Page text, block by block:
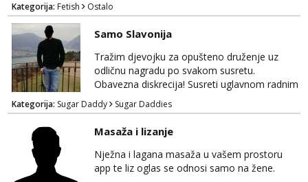
Kategorija: Fetish Ostalo
Samo Slavonija
Tražim djevojku za opušteno druženje uz
odličnu nagradu po svakom susretu.
Obavezna diskrecija! Susreti uglavnom radnim
danima tijekom dana ali nije uvjet. Samo
Slavonija. osmarios984@gmail.com
Kategorija: Sugar Daddy Sugar Daddies
Masaža i lizanje
Nježna i lagana masaža u vašem prostoru
app te liz oglas se odnosi samo na žene.